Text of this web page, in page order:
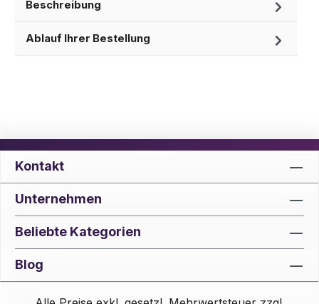
Beschreibung
Ablauf Ihrer Bestellung
Kontakt
Unternehmen
Beliebte Kategorien
Blog